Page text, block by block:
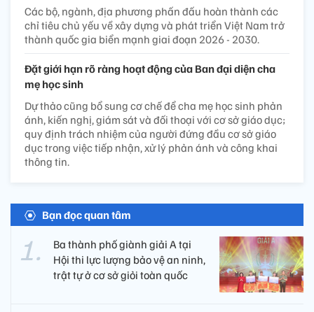
Các bộ, ngành, địa phương phấn đấu hoàn thành các
chỉ tiêu chủ yếu về xây dựng và phát triển Việt Nam trở
thành quốc gia biển mạnh giai đoạn 2026 - 2030.
Đặt giới hạn rõ ràng hoạt động của Ban đại diện cha
mẹ học sinh
Dự thảo cũng bổ sung cơ chế để cha mẹ học sinh phản
ánh, kiến nghị, giám sát và đối thoại với cơ sở giáo dục;
quy định trách nhiệm của người đứng đầu cơ sở giáo
dục trong việc tiếp nhận, xử lý phản ánh và công khai
thông tin.
Bạn đọc quan tâm
Ba thành phố giành giải A tại
Hội thi lực lượng bảo vệ an ninh,
trật tự ở cơ sở giỏi toàn quốc